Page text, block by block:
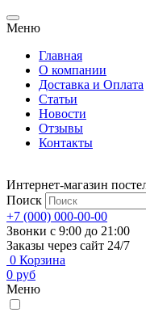
Меню
Главная
О компании
Доставка и Оплата
Статьи
Новости
Отзывы
Контакты
Интернет-магазин
Поиск
+7 (000) 000-00-00
Звонки с 9:00 до 21:00
Заказы через сайт 24/7
0 Корзина
0 руб
Меню